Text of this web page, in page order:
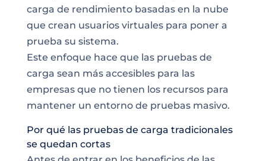
carga de rendimiento basadas en la nube
que crean usuarios virtuales para poner a
prueba su sistema.
Este enfoque hace que las pruebas de
carga sean más accesibles para las
empresas que no tienen los recursos para
mantener un entorno de pruebas masivo.
Por qué las pruebas de carga tradicionales
se quedan cortas